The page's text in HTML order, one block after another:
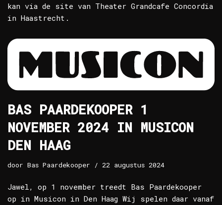
kan via de site van Theater Grandcafe Concordia
in Haastrecht.
BAS PAARDEKOOPER 1
NOVEMBER 2024 IN MUSICON
DEN HAAG
door Bas Paardekooper 22 augustus 2024
Jawel, op 1 november treedt Bas Paardekooper
op in Musicon in Den Haag Wij spelen daar vanaf